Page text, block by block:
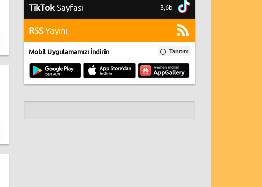
TikTokSayfası 3,6b
RSSYayını
Mobil Uygulamamızı İndirin Tanıtım